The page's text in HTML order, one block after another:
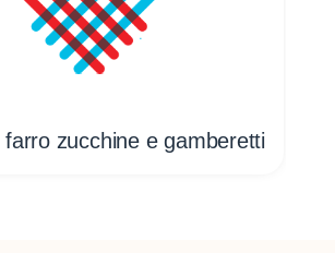
farro zucchine e gamberetti